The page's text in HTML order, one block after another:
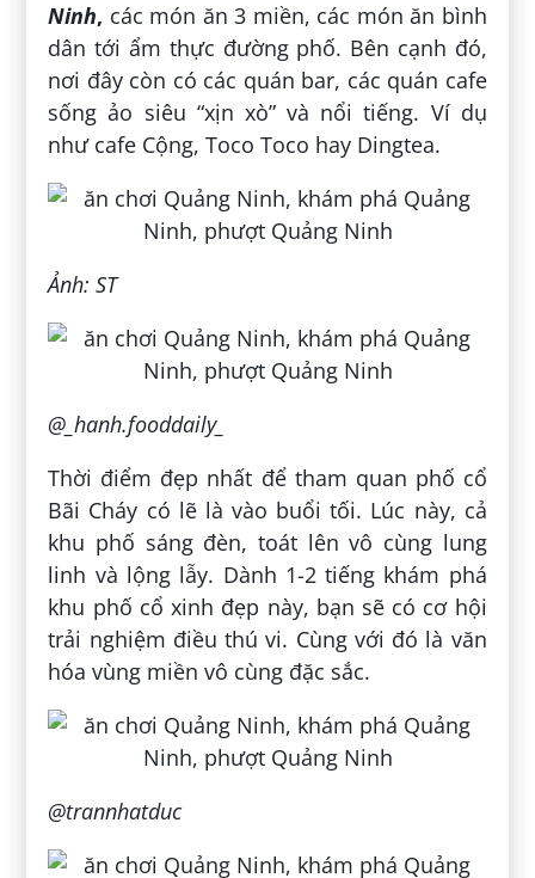
Ninh, các món ăn 3 miền, các món ăn bình
dân tới ẩm thực đường phố. Bên cạnh đó,
nơi đây còn có các quán bar, các quán cafe
sống ảo siêu “xịn xò” và nổi tiếng. Ví dụ
như cafe Cộng, Toco Toco hay Dingtea.
Ảnh: ST
@_hanh.fooddaily_
Thời điểm đẹp nhất để tham quan phố cổ
Bãi Cháy có lẽ là vào buổi tối. Lúc này, cả
khu phố sáng đèn, toát lên vô cùng lung
linh và lộng lẫy. Dành 1-2 tiếng khám phá
khu phố cổ xinh đẹp này, bạn sẽ có cơ hội
trải nghiệm điều thú vi. Cùng với đó là văn
hóa vùng miền vô cùng đặc sắc.
@trannhatduc